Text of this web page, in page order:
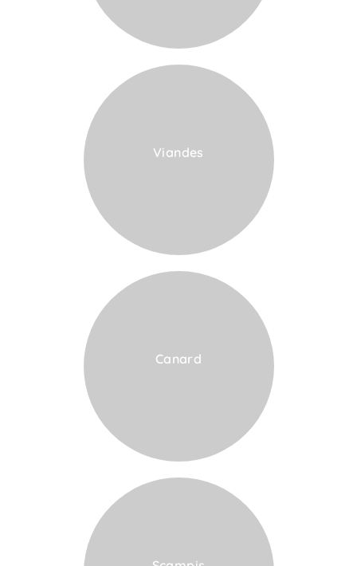
Viandes
VOIR LA CARTE
Canard
VOIR LA CARTE